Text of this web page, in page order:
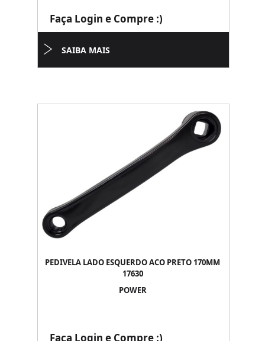
Faça Login e Compre :)
SAIBA MAIS
PEDIVELA LADO ESQUERDO ACO PRETO 170MM
17630
POWER
Faça Login e Compre :)